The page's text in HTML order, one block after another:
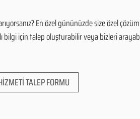
En özel gününüzde size özel
bilgi için talep oluşturabilir veya bizleri
TALEP FORMU